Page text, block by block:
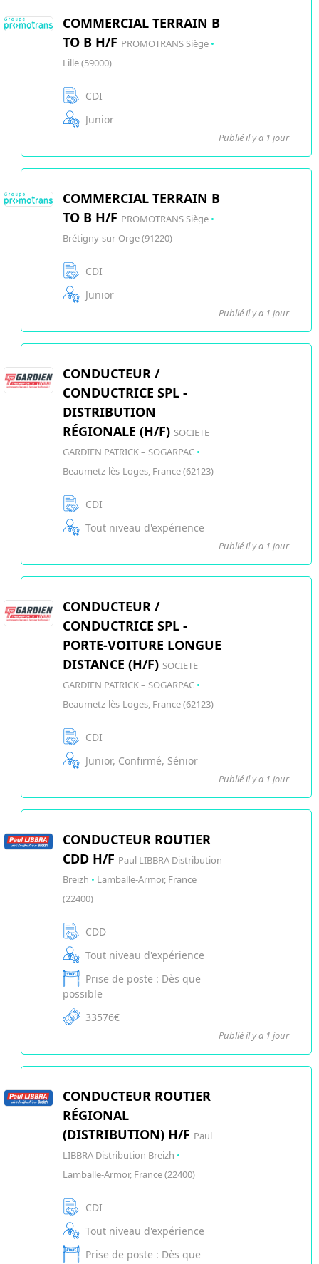
COMMERCIAL TERRAIN B
TO B H/F PROMOTRANS Siège •
Lille (59000)
CDI
Junior
Publié il y a 1 jour
COMMERCIAL TERRAIN B
TO B H/F PROMOTRANS Siège •
Brétigny-sur-Orge (91220)
CDI
Junior
Publié il y a 1 jour
CONDUCTEUR /
CONDUCTRICE SPL -
DISTRIBUTION
RÉGIONALE (H/F) SOCIETE
GARDIEN PATRICK – SOGARPAC •
Beaumetz-lès-Loges, France (62123)
CDI
Tout niveau d'expérience
Publié il y a 1 jour
CONDUCTEUR /
CONDUCTRICE SPL -
PORTE-VOITURE LONGUE
DISTANCE (H/F) SOCIETE
GARDIEN PATRICK – SOGARPAC •
Beaumetz-lès-Loges, France (62123)
CDI
Junior, Confirmé, Sénior
Publié il y a 1 jour
CONDUCTEUR ROUTIER
CDD H/F Paul LIBBRA Distribution
Breizh • Lamballe-Armor, France
(22400)
CDD
Tout niveau d'expérience
Prise de poste : Dès que
possible
33576€
Publié il y a 1 jour
CONDUCTEUR ROUTIER
RÉGIONAL
(DISTRIBUTION) H/F Paul
LIBBRA Distribution Breizh •
Lamballe-Armor, France (22400)
CDI
Tout niveau d'expérience
Prise de poste : Dès que